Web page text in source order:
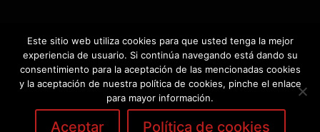
Copyright | Cinema Store 2019 Todos los Derechos
Este sitio web utiliza cookies para que usted tenga la mejor
experiencia de usuario. Si continúa navegando está dando su
consentimiento para la aceptación de las mencionadas cookies
y la aceptación de nuestra política de cookies, pinche el enlace
para mayor información.
Aceptar Política de cookies